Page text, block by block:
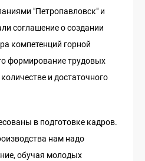
"Петропавловск" и
соглашение о создании
компетенций горной
формирование трудовых
и достаточного
в подготовке кадров.
нам надо
обучая молодых